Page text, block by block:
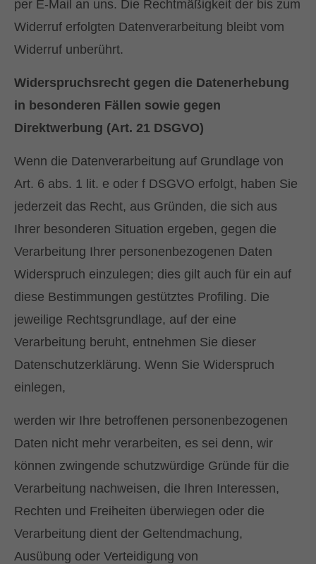
per E-Mail an uns. Die Rechtmäßigkeit der bis zum
Widerruf erfolgten Datenverarbeitung bleibt vom
Widerruf unberührt.
Widerspruchsrecht gegen die Datenerhebung
in besonderen Fällen sowie gegen
Direktwerbung (Art. 21 DSGVO)
Wenn die Datenverarbeitung auf Grundlage von
Art. 6 abs. 1 lit. e oder f DSGVO erfolgt, haben Sie
jederzeit das Recht, aus Gründen, die sich aus
Ihrer besonderen Situation ergeben, gegen die
Verarbeitung Ihrer personenbezogenen Daten
Widerspruch einzulegen; dies gilt auch für ein auf
diese Bestimmungen gestütztes Profiling. Die
jeweilige Rechtsgrundlage, auf der eine
Verarbeitung beruht, entnehmen Sie dieser
Datenschutzerklärung. Wenn Sie Widerspruch
einlegen,
werden wir Ihre betroffenen personenbezogenen
Daten nicht mehr verarbeiten, es sei denn, wir
können zwingende schutzwürdige Gründe für die
Verarbeitung nachweisen, die Ihren Interessen,
Rechten und Freiheiten überwiegen oder die
Verarbeitung dient der Geltendmachung,
Ausübung oder Verteidigung von